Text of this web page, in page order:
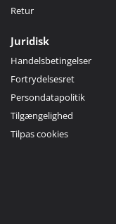
Retur
Juridisk
Handelsbetingelser
Fortrydelsesret
Persondatapolitik
Tilgængelighed
Tilpas cookies